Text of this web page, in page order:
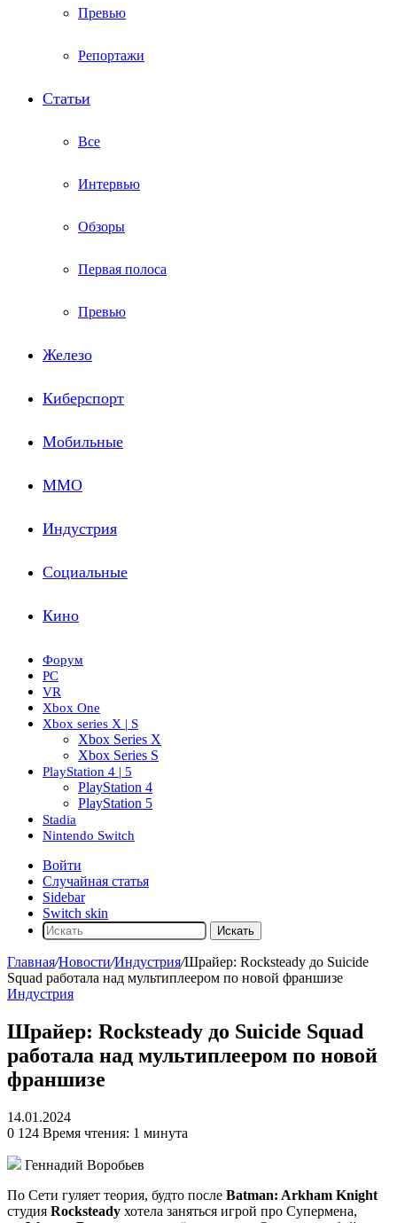
Превью
Репортажи
Статьи
Все
Интервью
Обзоры
Первая полоса
Превью
Железо
Киберспорт
Мобильные
ММО
Индустрия
Социальные
Кино
Форум
PC
VR
Xbox One
Xbox series X | S
Xbox Series X
Xbox Series S
PlayStation 4 | 5
PlayStation 4
PlayStation 5
Stadia
Nintendo Switch
Войти
Случайная статья
Sidebar
Switch skin
Искать
Главная/Новости/Индустрия/Шрайер: Rocksteady до Suicide
Squad работала над мультиплеером по новой франшизе
Индустрия
Шрайер: Rocksteady до Suicide Squad
работала над мультиплеером по новой
франшизе
14.01.2024
0 124 Время чтения: 1 минута
Геннадий Воробьев
По Сети гуляет теория, будто после Batman: Arkham Knight
студия Rocksteady хотела заняться игрой про Супермена,